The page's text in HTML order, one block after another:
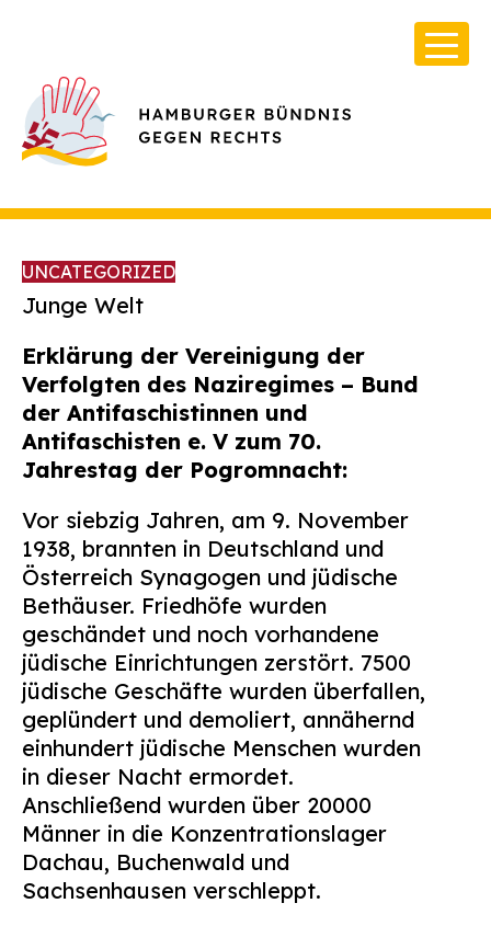
Über Uns
Infos & Broschüren
Archiv
Kontakt
Suchen
nach:
UNCATEGORIZED
Junge Welt
Erklärung der Vereinigung der
Verfolgten des Naziregimes – Bund
der Antifaschistinnen und
Antifaschisten e. V zum 70.
Jahrestag der Pogromnacht:
Vor siebzig Jahren, am 9. November
1938, brannten in Deutschland und
Österreich Synagogen und jüdische
Bethäuser. Friedhöfe wurden
geschändet und noch vorhandene
jüdische Einrichtungen zerstört. 7500
jüdische Geschäfte wurden überfallen,
geplündert und demoliert, annähernd
einhundert jüdische Menschen wurden
in dieser Nacht ermordet.
Anschließend wurden über 20000
Männer in die Konzentrationslager
Dachau, Buchenwald und
Sachsenhausen verschleppt.